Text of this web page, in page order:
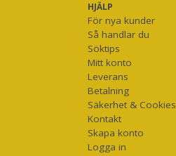
HJÄLP
För nya kunder
Så handlar du
Söktips
Mitt konto
Leverans
Betalning
Säkerhet & Cookies
Kontakt
Skapa konto
Logga in